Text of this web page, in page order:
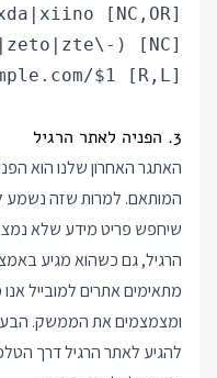
$1 [R,L]
3. הפניה לאתר הרגיל
האתגר האחרון שלנו הוא
המותאם. למרות שזה נשמע
שיחפש פריט מידע שלא
הרגיל, גם כשהוא מגיע
מתאימים אתרים למובייל
ומצמצמים את הממשק.
להגיע לאתר הרגיל דרך